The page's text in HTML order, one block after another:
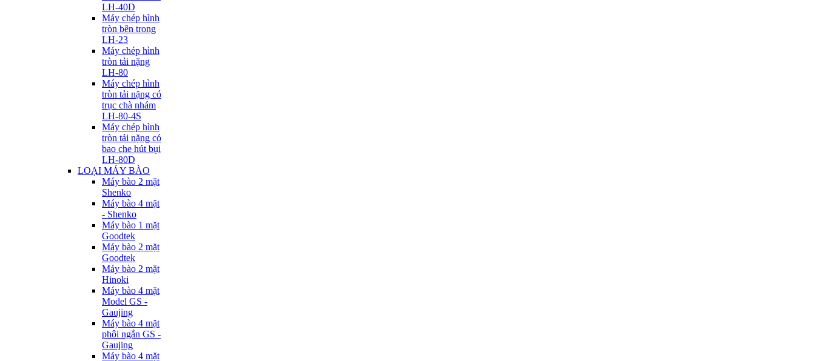
LH-40D
Máy chép hình
tròn bên trong
LH-23
Máy chép hình
tròn tải nặng
LH-80
Máy chép hình
tròn tải nặng có
trục chà nhám
LH-80-4S
Máy chép hình
tròn tải nặng có
bao che hút bụi
LH-80D
LOẠI MÁY BÀO
Máy bào 2 mặt
Shenko
Máy bào 4 mặt
- Shenko
Máy bào 1 mặt
Goodtek
Máy bào 2 mặt
Goodtek
Máy bào 2 mặt
Hinoki
Máy bào 4 mặt
Model GS -
Gaujing
Máy bào 4 mặt
phôi ngắn GS -
Gaujing
Máy bào 4 mặt